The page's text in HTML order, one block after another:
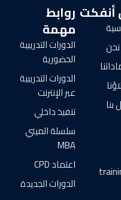
أنفكت
بنا
روابط
مهمة
الدورات التدريبية
الحضورية
الدورات التدريبية
عبر الإنترنت
تنفيذ داخلي
سلسلة الميني
MBA
اعتماد CPD
الدورات الجديدة